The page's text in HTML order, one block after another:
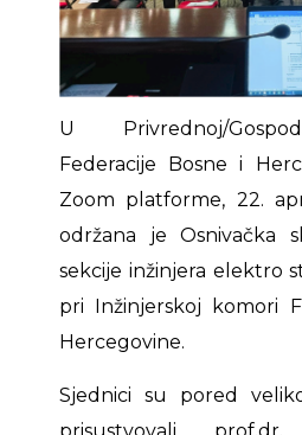
U Privrednoj/
Federacije Bosne i
Zoom platforme, 22.
održana je Osnivačka
sekcije inžinjera elektro
pri Inžinjerskoj komori
Hercegovine.
Sjednici su pored